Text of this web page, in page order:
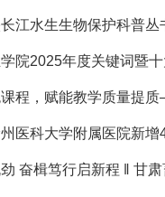
江水生生物保护科普丛
学专家主编分册1部
院2025年度关键词暨十
课程，赋能教学质量提
办校本特色课程交流会
医科大学附属医院新增
奋楫笃行启新程 ‖ 甘